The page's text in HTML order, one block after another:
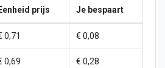
Eenheid prijs Je bespaart
0,71 € 0,08
0,69 € 0,28